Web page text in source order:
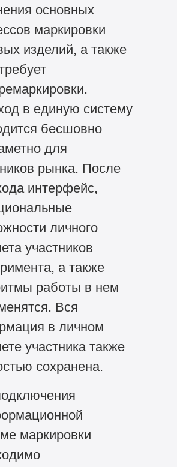
основных
маркировки
изделий, а также
в единую систему
бесшовно
для
рынка. После
интерфейс,
личного
участников
а также
работы в нем
Вся
в личном
участника также
сохранена.
маркировки